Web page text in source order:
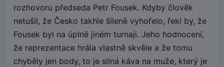
rozhovoru předseda Petr Fousek. Kdyby člověk
netušil, že Česko takhle šíleně vyhořelo, řekl by, že
Fousek byl na úplně jiném turnaji. Jeho hodnocení,
že reprezentace hrála vlastně skvěle a že tomu
chyběly jen body, to je silná káva na muže, který je